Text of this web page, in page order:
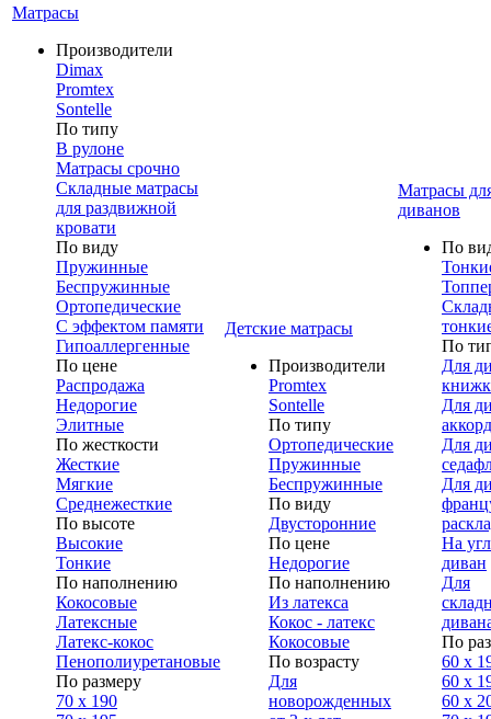
Матрасы
Производители
Dimax
Promtex
Sontelle
По типу
В рулоне
Матрасы срочно
Складные матрасы
для раздвижной
кровати
По виду
Пружинные
Беспружинные
Ортопедические
С эффектом памяти
Гипоаллергенные
По цене
Распродажа
Недорогие
Элитные
По жесткости
Жесткие
Мягкие
Среднежесткие
По высоте
Высокие
Тонкие
По наполнению
Кокосовые
Латексные
Латекс-кокос
Пенополиуретановые
По размеру
70 х 190
Детские матрасы
Производители
Promtex
Sontelle
По типу
Ортопедические
Пружинные
Беспружинные
По виду
Двусторонние
По цене
Недорогие
По наполнению
Из латекса
Кокос - латекс
Кокосовые
По возрасту
Для
новорожденных
Матрасы
диванов
По
По
Для
Для
Для
Для
На
диван
Для
По
60 х
60 х
60 х